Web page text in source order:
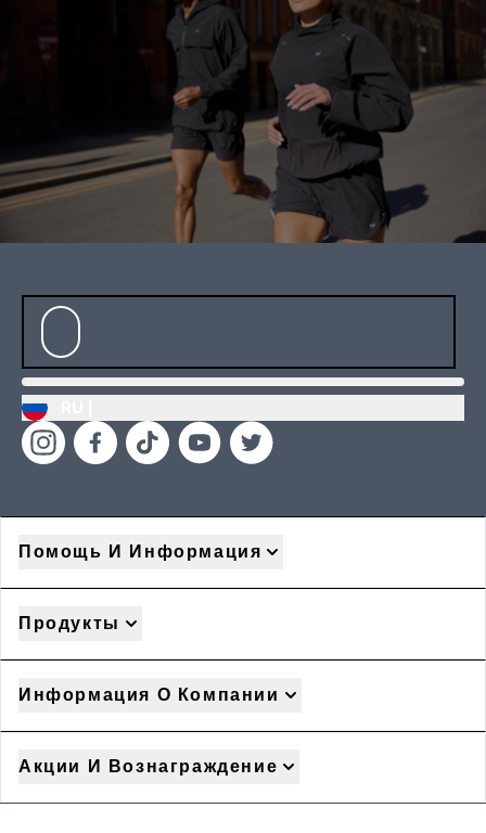
Помощь И Информация
Продукты
Информация О Компании
Акции И Вознаграждение